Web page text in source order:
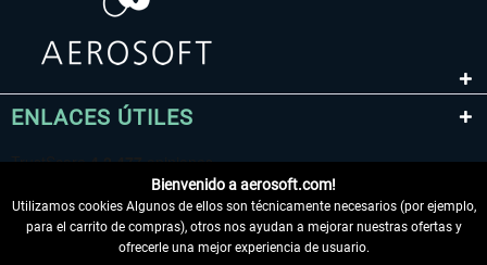
ENLACES ÚTILES
Bienvenido a aerosoft.com!
Utilizamos cookies Algunos de ellos son técnicamente necesarios (por ejemplo,
para el carrito de compras), otros nos ayudan a mejorar nuestras ofertas y
ofrecerle una mejor experiencia de usuario.